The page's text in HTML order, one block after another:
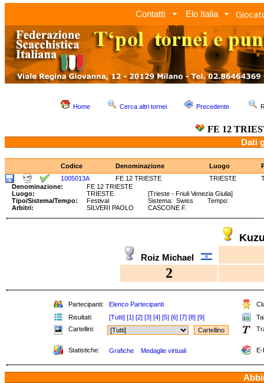
Contatti Elo Italia
Home Cerca altri tornei Precedente
FE 12
Dati
Codice Denominazione Luogo
1005013A
FE 12 TRIESTE TRIESTE
Denominazione:
FE 12 TRIESTE
Luogo:
TRIESTE
[Trieste - Friuli Venezia Giulia]
Tipo/Sistema/Tempo:
Festival
Sistema: Swiss Tempo:
Arbitri:
SILVERI PAOLO CASCONE F.
Roiz Michael
2
Partecipanti: Elenco Partecipanti
Risultati:
[Tutti] [1] [2] [3] [4] [5] [6] [7] [8] [9]
Cartellini:
Statistiche: Grafiche Medaglie virtuali E-